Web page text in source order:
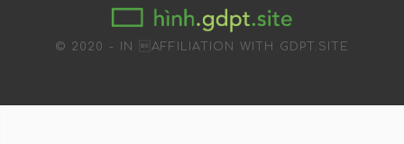
© 2020 - IN AFFILIATION WITH GDPT.SITE